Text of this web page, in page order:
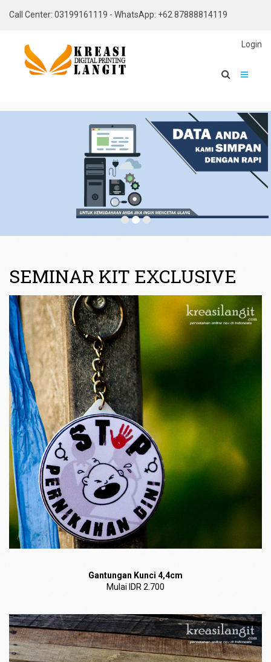
Call Center: 03199161119 - WhatsApp: +62 87888814119
Login
SEMINAR KIT EXCLUSIVE
Gantungan Kunci 4,4cm
Mulai IDR 2.700